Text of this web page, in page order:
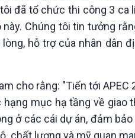
đã tổ chức thi công 3
Chúng tôi tin tưởng
hỗ trợ của nhân dân
cho rằng: "Tiến tới
mục hạ tầng về giao
ở các cái dự án, đảm
chất lượng và mỹ quan